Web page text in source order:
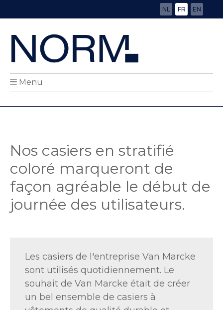
NL FR EN
Menu
Nos casiers en stratifié
coloré marqueront de
façon agréable le début de
journée des utilisateurs.
Les casiers de l'entreprise Van Marcke
sont utilisés quotidiennement. Le
souhait de Van Marcke était de créer
un bel ensemble de casiers à